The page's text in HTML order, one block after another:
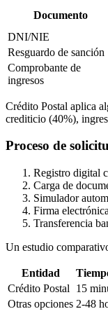
Documento
DNI/NIE
Resguardo de sanción
Comprobante de
ingresos
Crédito Postal aplica
crediticio (40%),
Proceso de
Registro digital
Carga de
Simulador
Firma
Transferencia
Un estudio
Entidad
Crédito Postal
15
Otras opciones 2-48